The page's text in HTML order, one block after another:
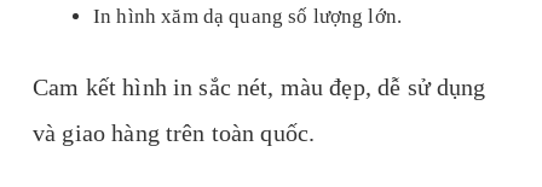
In hình xăm dạ quang số lượng lớn.
Cam kết hình in sắc nét, màu đẹp, dễ sử dụng
và giao hàng trên toàn quốc.